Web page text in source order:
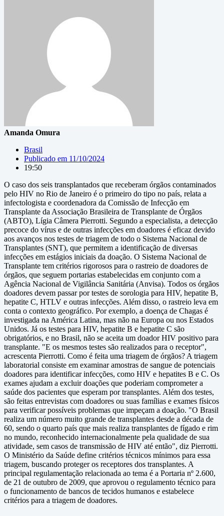
Amanda Omura
Brasil
Publicado em 11/10/2024
19:50
O caso dos seis transplantados que receberam órgãos contaminados
pelo HIV no Rio de Janeiro é o primeiro do tipo no país, relata a
infectologista e coordenadora da Comissão de Infecção em
Transplante da Associação Brasileira de Transplante de Órgãos
(ABTO), Lígia Câmera Pierrotti. Segundo a especialista, a detecção
precoce do vírus e de outras infecções em doadores é eficaz devido
aos avanços nos testes de triagem de todo o Sistema Nacional de
Transplantes (SNT), que permitem a identificação de diversas
infecções em estágios iniciais da doação. O Sistema Nacional de
Transplante tem critérios rigorosos para o rastreio de doadores de
órgãos, que seguem portarias estabelecidas em conjunto com a
Agência Nacional de Vigilância Sanitária (Anvisa). Todos os órgãos
doadores devem passar por testes de sorologia para HIV, hepatite B,
hepatite C, HTLV e outras infecções. Além disso, o rastreio leva em
conta o contexto geográfico. Por exemplo, a doença de Chagas é
investigada na América Latina, mas não na Europa ou nos Estados
Unidos. Já os testes para HIV, hepatite B e hepatite C são
obrigatórios, e no Brasil, não se aceita um doador HIV positivo para
transplante. "E os mesmos testes são realizados para o receptor",
acrescenta Pierrotti. Como é feita uma triagem de órgãos? A triagem
laboratorial consiste em examinar amostras de sangue de potenciais
doadores para identificar infecções, como HIV e hepatites B e C. Os
exames ajudam a excluir doações que poderiam comprometer a
saúde dos pacientes que esperam por transplantes. Além dos testes,
são feitas entrevistas com doadores ou suas famílias e exames físicos
para verificar possíveis problemas que impeçam a doação. "O Brasil
realiza um número muito grande de transplantes desde a década de
60, sendo o quarto país que mais realiza transplantes de fígado e rim
no mundo, reconhecido internacionalmente pela qualidade de sua
atividade, sem casos de transmissão de HIV até então", diz Pierrotti.
O Ministério da Saúde define critérios técnicos mínimos para essa
triagem, buscando proteger os receptores dos transplantes. A
principal regulamentação relacionada ao tema é a Portaria nº 2.600,
de 21 de outubro de 2009, que aprovou o regulamento técnico para
o funcionamento de bancos de tecidos humanos e estabelece
critérios para a triagem de doadores.